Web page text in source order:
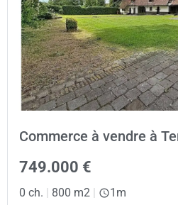
Commerce à vendre à
749.000 €
0 ch. | 800 m2 | 1m